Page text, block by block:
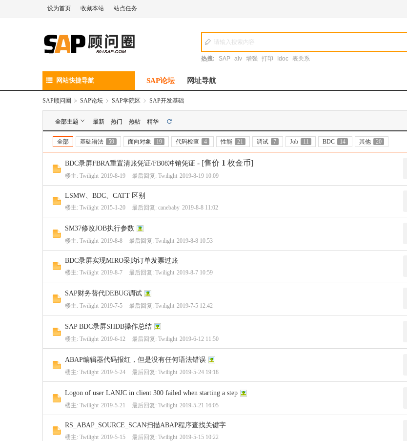
设为首页 收藏本站 站点任务
热搜: SAP alv 增强 打印 Idoc 表关系
网站快捷导航 SAP论坛 网址导航
SAP顾问圈 » SAP论坛 › SAP学院区 › SAP开发基础
全部主题 最新 热门 热帖 精华
全部 基础语法 59 面向对象 19 代码检查 4 性能 21 调试 7 Job 11 BDC 14 其他 20
BDC录屏FBRA重置清账凭证/FB08冲销凭证 - [售价 1 枚金币]
楼主: Twilight 2019-8-19 最后回复: Twilight 2019-8-19 10:09
LSMW、BDC、CATT 区别
楼主: Twilight 2015-1-20 最后回复: canebaby 2019-8-8 11:02
SM37修改JOB执行参数
楼主: Twilight 2019-8-8 最后回复: Twilight 2019-8-8 10:53
BDC录屏实现MIRO采购订单发票过账
楼主: Twilight 2019-8-7 最后回复: Twilight 2019-8-7 10:59
SAP财务替代DEBUG调试
楼主: Twilight 2019-7-5 最后回复: Twilight 2019-7-5 12:42
SAP BDC录屏SHDB操作总结
楼主: Twilight 2019-6-12 最后回复: Twilight 2019-6-12 11:50
ABAP编辑器代码报红，但是没有任何语法错误
楼主: Twilight 2019-5-24 最后回复: Twilight 2019-5-24 19:18
Logon of user LANJC in client 300 failed when starting a step
楼主: Twilight 2019-5-21 最后回复: Twilight 2019-5-21 16:05
RS_ABAP_SOURCE_SCAN扫描ABAP程序查找关键字
楼主: Twilight 2019-5-15 最后回复: Twilight 2019-5-15 10:22